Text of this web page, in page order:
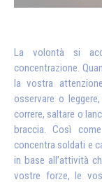
La volontà si
concentrazione.
la vostra
osservare o
correre, saltare o
braccia. Così
concentra soldati e
in base all’attività
vostre forze, le